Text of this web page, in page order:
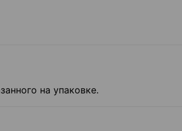
на упа­ковке.